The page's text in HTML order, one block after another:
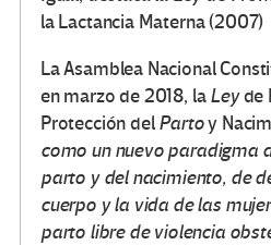
la Lactancia Materna (2007)
La Asamblea Nacional
en marzo de 2018, laLeyde
Protección delPartoy
como un nuevo paradigma
parto y del nacimiento, de
cuerpo y la vida de las
parto libre de violencia